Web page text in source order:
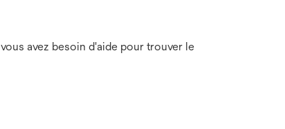
avez besoin d'aide pour trouver le